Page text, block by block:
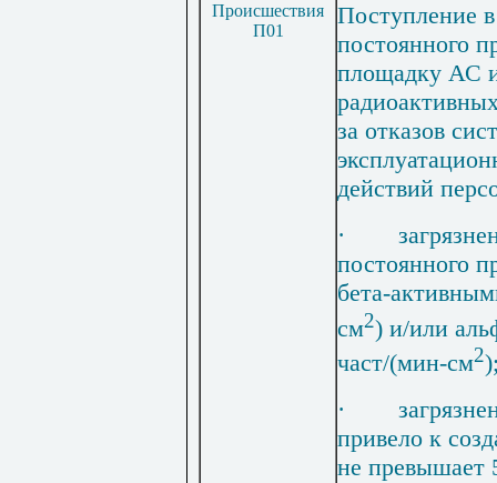
Происшествия
П01
Поступление
постоянного
площадку АС
за отказов
действий
·
постоянного
бета-
см2) и/или
част/(мин-см2
·
привело к
не превышает